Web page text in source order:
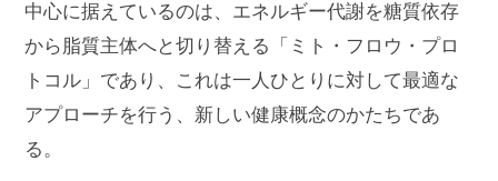
中心に据えているのは、エネルギー代謝を糖質依存
から脂質主体へと切り替える「ミト・フロウ・プロ
トコル」であり、これは一人ひとりに対して最適な
アプローチを行う、新しい健康概念のかたちであ
る。